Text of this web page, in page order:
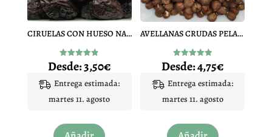
elegir
en
la
de
producto
elegir
en
la
de
producto
CIRUELAS CON HUESO NACIONAL
Valorado
con
de 5
Desde:3,50€
Entrega estimada:
martes 11. agosto
AVELLANAS CRUDAS PELADAS
Valorado
con
de 5
Desde:4,75€
Entrega estimada:
martes 11. agosto